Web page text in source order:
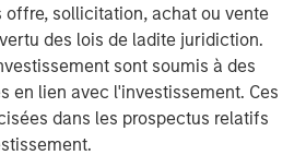
offre, sollicitation, achat ou vente
des lois de ladite juridiction.
sont soumis à des
en lien avec l'investissement. Ces
dans les prospectus relatifs
Rosen, Fusion's Chief Executive
demand an end-to-end
as well as efficient and
positioned to provide these
first-to-market to pursue this
do so with increased scale and